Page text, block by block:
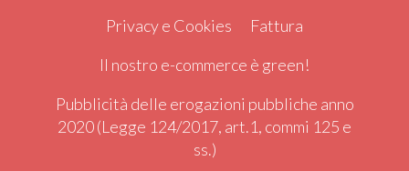
Privacy e Cookies
Fattura
Il nostro e-commerce è green!
Pubblicità delle erogazioni pubbliche anno
2020 (Legge 124/2017, art.1, commi 125 e
ss.)